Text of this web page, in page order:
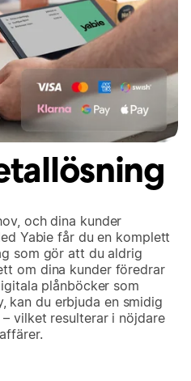
och dina kunder
Yabie får du en komplett
som gör att du aldrig
om dina kunder föredrar
plånböcker som
kan du erbjuda en smidig
vilket resulterar i nöjdare